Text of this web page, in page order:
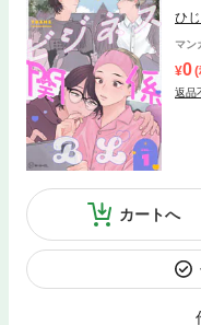
ひ
マン
0(
返品
カートへ